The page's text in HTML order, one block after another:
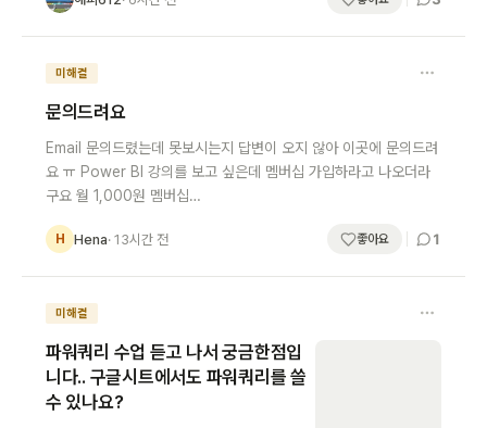
미해결
문의드려요
Email 문의드렸는데 못보시는지 답변이 오지 않아 이곳에 문의드려
요 ㅠ Power BI 강의를 보고 싶은데 멤버십 가입하라고 나오더라
구요 월 1,000원 멤버십…
H Hena· 13시간 전 좋아요 1
미해결
파워쿼리 수업 듣고 나서 궁금한점입
니다.. 구글시트에서도 파워쿼리를 쓸
수 있나요?